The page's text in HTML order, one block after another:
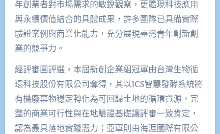
年創業者對市場需求的敏銳觀察，更體現科技應用
與永續價值結合的具體成果，許多團隊已具備實際
驗證案例與商業化能力，充分展現臺灣青年創新創
業的競爭力。
經評審團評選，本屆新創企業組冠軍由台灣生物循
環科技股份有限公司奪得，其以ICS智慧發酵系統將
有機廢棄物穩定轉化為可回歸土地的循環資源，完
整的商業可行性與在地驗證基礎讓評審一致肯定，
認為最具落地實踐潛力；亞軍則由海涯國際有限公